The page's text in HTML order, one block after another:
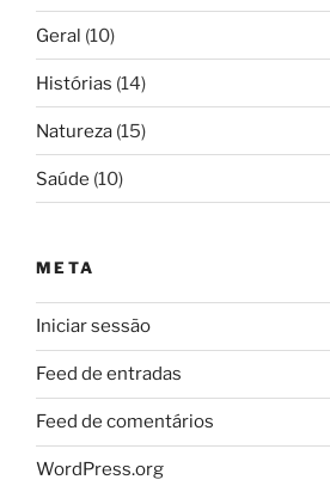
Geral (10)
Histórias (14)
Natureza (15)
Saúde (10)
META
Iniciar sessão
Feed de entradas
Feed de comentários
WordPress.org